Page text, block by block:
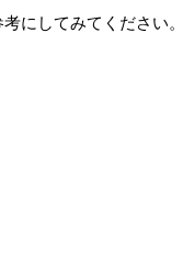
にしてみてください。